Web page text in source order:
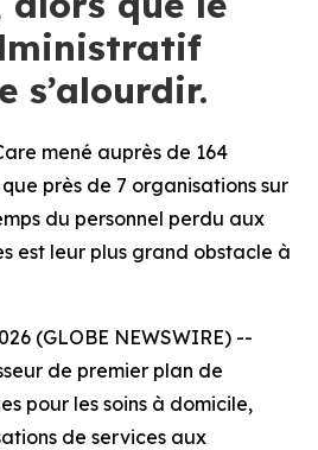
s’alourdir.
mené auprès de 164
près de 7 organisations sur
du personnel perdu aux
est leur plus grand obstacle à
(GLOBE NEWSWIRE) --
de premier plan de
pour les soins à domicile,
de services aux